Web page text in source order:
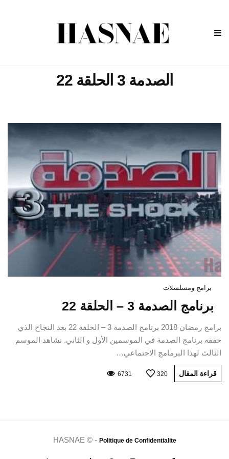
الصدمة 3 الحلقة 22
برامج ومسلسلات
برنامج الصدمة 3 – الحلقة 22
برامج رمضان 2018 برنامج الصدمة 3 – الحلقة 22 بعد النجاح الذي
حققه برنامج الصدمة في الموسمين الأول و الثاني. نشاهد الموسم
الثالث لهذا البرمامج الاجتماعي…
قراءة المقال 320
6731
HASNAE © - Politique de Confidentialite